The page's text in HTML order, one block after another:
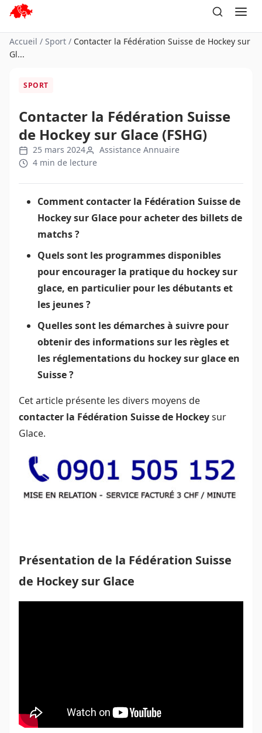
Aller
contenu
Accueil / Sport / Contacter la Fédération Suisse de Hockey sur
Gl...
SPORT
Contacter la Fédération Suisse
de Hockey sur Glace (FSHG)
25 mars 2024
Assistance Annuaire
4 min de lecture
Comment contacter la Fédération Suisse de
Hockey sur Glace pour acheter des billets de
matchs ?
Quels sont les programmes disponibles
pour encourager la pratique du hockey sur
glace, en particulier pour les débutants et
les jeunes ?
Quelles sont les démarches à suivre pour
obtenir des informations sur les règles et
les réglementations du hockey sur glace en
Suisse ?
Cet article présente les divers moyens de
contacter la Fédération Suisse de Hockeysur
Glace.
Présentation de la Fédération Suisse
de Hockey sur Glace